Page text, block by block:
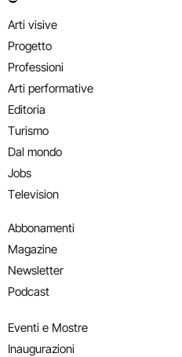
Arti visive
Progetto
Professioni
Arti performative
Editoria
Turismo
Dal mondo
Jobs
Television
Abbonamenti
Magazine
Newsletter
Podcast
Eventi e Mostre
Inaugurazioni